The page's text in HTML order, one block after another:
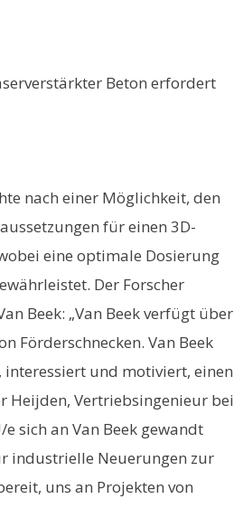
Beton erfordert
nach einer Möglichkeit, den
für einen 3D-
eine optimale Dosierung
Der Forscher
Beek: „Van Beek verfügt über
Förderschnecken. Van Beek
und motiviert, einen
Heijden, Vertriebsingenieur bei
sich an Van Beek gewandt
industrielle Neuerungen zur
uns an Projekten von